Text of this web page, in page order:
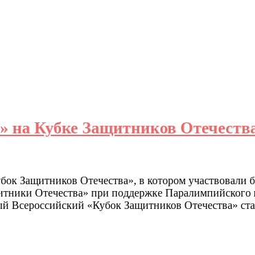
на Кубке Защитников
Защитников Отечества», в котором
Отечества» при поддержке
Всероссийский «Кубок Защитников Отечества»